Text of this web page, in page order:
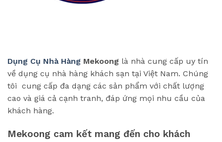
Dụng Cụ Nhà Hàng Mekoong là nhà cung cấp uy tín
về dụng cụ nhà hàng khách sạn tại Việt Nam. Chúng
tôi cung cấp đa dạng các sản phẩm với chất lượng
cao và giá cả cạnh tranh, đáp ứng mọi nhu cầu của
khách hàng.
Mekoong cam kết mang đến cho khách